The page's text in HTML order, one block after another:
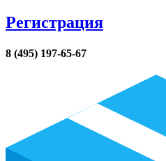
Регистрация
8 (495) 197-65-67